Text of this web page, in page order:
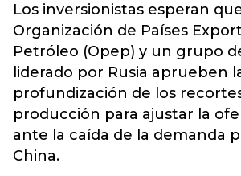
Los inversionistas esperan
Organización de Países
Petróleo (Opep) y un grupo
liderado por Rusia aprueben
profundización de los
producción para ajustar la
ante la caída de la demanda
China.